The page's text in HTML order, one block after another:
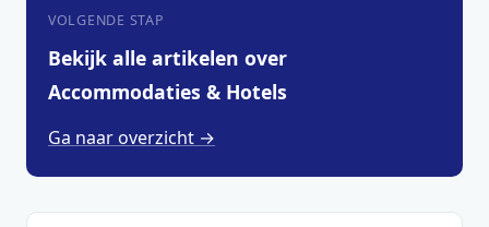
VOLGENDE STAP
Bekijk alle artikelen over
Accommodaties & Hotels
Ga naar overzicht →